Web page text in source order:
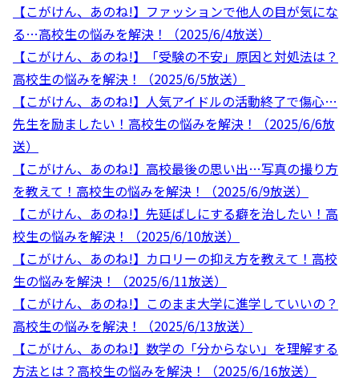
【こがけん、あのね!】ファッションで他人の目が気にな
る…高校生の悩みを解決！（2025/6/4放送）
【こがけん、あのね!】「受験の不安」原因と対処法は？
高校生の悩みを解決！（2025/6/5放送）
【こがけん、あのね!】人気アイドルの活動終了で傷心…
先生を励ましたい！高校生の悩みを解決！（2025/6/6放
送）
【こがけん、あのね!】高校最後の思い出…写真の撮り方
を教えて！高校生の悩みを解決！（2025/6/9放送）
【こがけん、あのね!】先延ばしにする癖を治したい！高
校生の悩みを解決！（2025/6/10放送）
【こがけん、あのね!】カロリーの抑え方を教えて！高校
生の悩みを解決！（2025/6/11放送）
【こがけん、あのね!】このまま大学に進学していいの？
高校生の悩みを解決！（2025/6/13放送）
【こがけん、あのね!】数学の「分からない」を理解する
方法とは？高校生の悩みを解決！（2025/6/16放送）